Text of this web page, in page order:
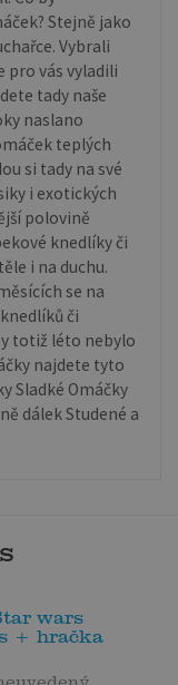
Stejně jako
Vybrali
pro vás vyladili
tady naše
naslano
teplých
si tady na své
i exotických
polovině
knedlíky či
i na duchu.
se na
či
totiž léto nebylo
najdete tyto
Sladké Omáčky
dálek Studené a
wars
+ hračka